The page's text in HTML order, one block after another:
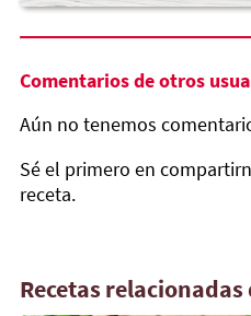
Comentarios de otros
Aún no tenemos
Sé el primero en
receta.
Recetas relacionadas